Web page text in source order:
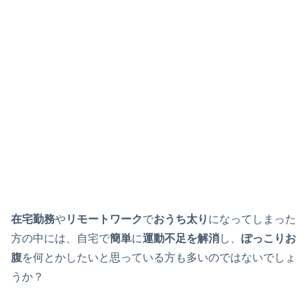
在宅勤務やリモートワークでおうち太り になってしまった
方の中には、自宅で簡単に運動不足を解消し、 ぽっこりお
腹を何とかしたいと思っている方も多いのではないでしょ
うか？